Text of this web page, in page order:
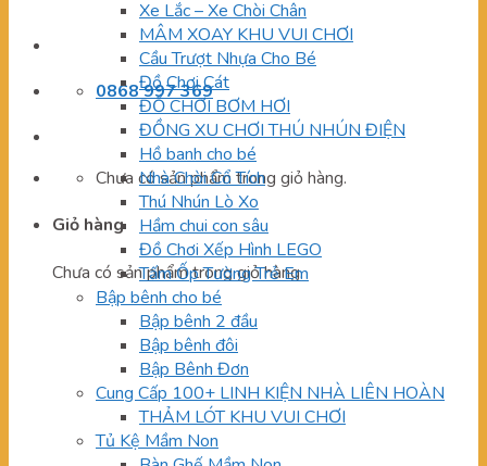
0868 997 369
Chưa có sản phẩm trong giỏ hàng.
Giỏ hàng
Chưa có sản phẩm trong giỏ hàng.
Xe Lắc – Xe Chòi Chân
MÂM XOAY KHU VUI CHƠI
Cầu Trượt Nhựa Cho Bé
Đồ Chơi Cát
ĐỒ CHƠI BƠM HƠI
ĐỒNG XU CHƠI THÚ NHÚN ĐIỆN
Hồ banh cho bé
Nhà Chòi Cổ Tích
Thú Nhún Lò Xo
Hầm chui con sâu
Đồ Chơi Xếp Hình LEGO
Tấm Ốp Tường Trẻ Em
Bập bênh cho bé
Bập bênh 2 đầu
Bập bênh đôi
Bập Bênh Đơn
Cung Cấp 100+ LINH KIỆN NHÀ LIÊN HOÀN
THẢM LÓT KHU VUI CHƠI
Tủ Kệ Mầm Non